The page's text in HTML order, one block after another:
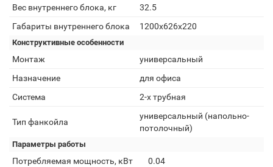
Вес внутреннего блока, кг
32.5
Габариты внутреннего блока
1200x626x220
Конструктивные особенности
Монтаж
универсальный
Назначение
для офиса
Система
2-х трубная
Тип фанкойла
универсальный (напольно-
потолочный)
Параметры работы
Потребляемая мощность, кВт
0.04